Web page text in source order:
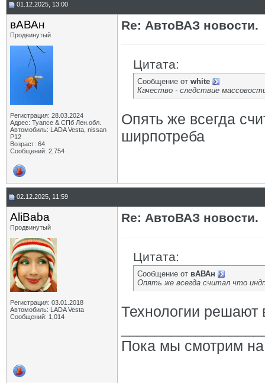
01.12.2025, 13:00
вАВАн
Продвинутый
Регистрация: 28.03.2024
Адрес: Туапсе & СПб Лен.обл.
Автомобиль: LADA Vesta, nissan
P12
Возраст: 64
Сообщений: 2,754
Re: АвтоВАЗ новости.
Цитата:
Сообщение от white
Качество - следствие
Опять же всегда
ширпотреба
02.12.2025, 11:59
AliBaba
Продвинутый
Регистрация: 03.01.2018
Автомобиль: LADA Vesta
Сообщений: 1,014
Re: АвтоВАЗ новости.
Цитата:
Сообщение от вАВАн
Опять же всегда считал что
Технологии решают
Пока мы смотрим